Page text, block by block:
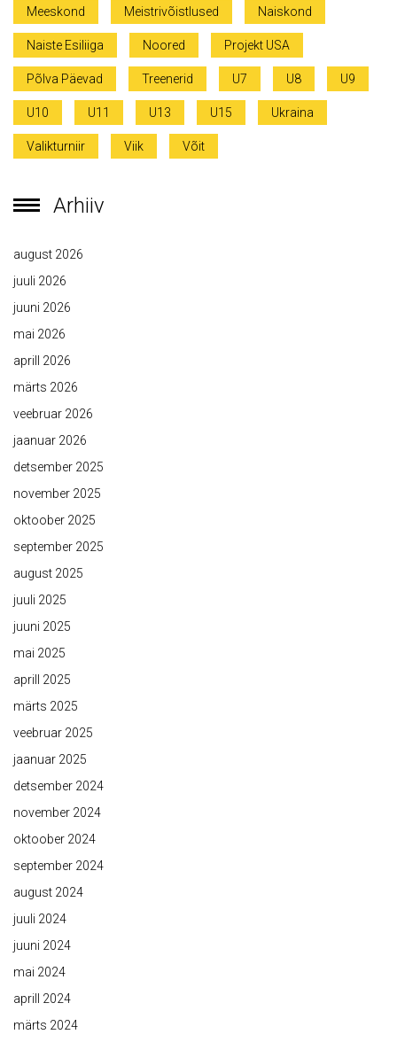
Meeskond Meistrivõistlused Naiskond
Naiste Esiliiga Noored Projekt USA
Põlva Päevad Treenerid U7 U8 U9
U10 U11 U13 U15 Ukraina
Valikturniir Viik Võit
Arhiiv
august 2026
juuli 2026
juuni 2026
mai 2026
aprill 2026
märts 2026
veebruar 2026
jaanuar 2026
detsember 2025
november 2025
oktoober 2025
september 2025
august 2025
juuli 2025
juuni 2025
mai 2025
aprill 2025
märts 2025
veebruar 2025
jaanuar 2025
detsember 2024
november 2024
oktoober 2024
september 2024
august 2024
juuli 2024
juuni 2024
mai 2024
aprill 2024
märts 2024